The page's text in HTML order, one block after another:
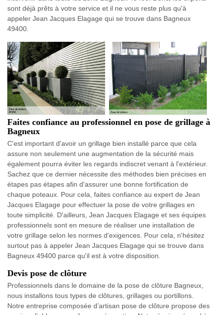
sont déjà prêts à votre service et il ne vous reste plus qu'à
appeler Jean Jacques Elagage qui se trouve dans Bagneux
49400.
Faites confiance au professionnel en pose de grillage à
Bagneux
C'est important d'avoir un grillage bien installé parce que cela
assure non seulement une augmentation de la sécurité mais
également pourra éviter les regards indiscret venant à l'extérieur.
Sachez que ce dernier nécessite des méthodes bien précises en
étapes pas étapes afin d'assurer une bonne fortification de
chaque poteaux. Pour cela, faites confiance au expert de Jean
Jacques Elagage pour effectuer la pose de votre grillages en
toute simplicité. D'ailleurs, Jean Jacques Elagage et ses équipes
professionnels sont en mesure de réaliser une installation de
votre grillage selon les normes d'exigences. Pour cela, n'hésitez
surtout pas à appeler Jean Jacques Elagage qui se trouve dans
Bagneux 49400 parce qu'il est à votre disposition.
Devis pose de clôture
Professionnels dans le domaine de la pose de clôture Bagneux,
nous installons tous types de clôtures, grillages ou portillons.
Notre entreprise composée d’artisan pose de clôture propose des